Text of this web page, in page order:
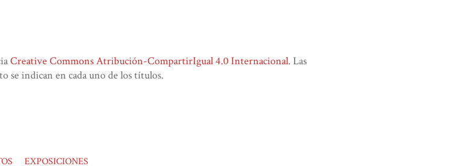
Creative Commons Atribución-CompartirIgual 4.0 Internacional. Las
se indican en cada uno de los títulos.
EXPOSICIONES